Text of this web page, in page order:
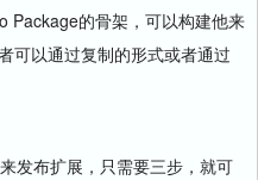
的骨架，可以构建他来
可以通过复制的形式或者通过
布扩展，只需要三步，就可